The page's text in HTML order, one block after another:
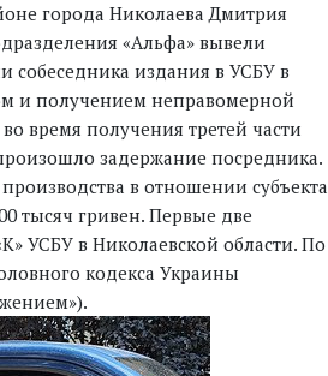
города Николаева Дмитрия
«Альфа» вывели
издания в УСБУ в
и получением неправомерной
время получения третей части
задержание посредника.
в отношении субъекта
тысяч гривен. Первые две
УСБУ в Николаевской области. По
кодекса Украины